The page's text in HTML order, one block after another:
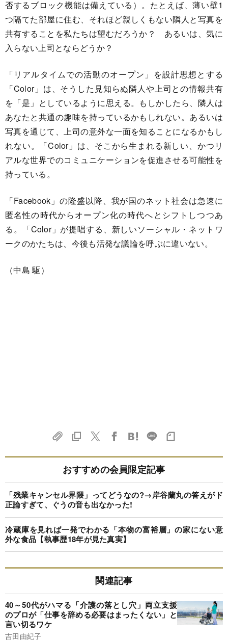
否するブロック機能は備えている）。たとえば、薄い壁1
つ隔てた部屋に住む、それほど親しくもない隣人と写真を
共有することを私たちは望むだろうか？ あるいは、気に
入らない上司とならどうか？
「リアルタイムでの活動のオープン」を設計思想とする
「Color」は、そうした見知らぬ隣人や上司との情報共有
を「是」としているように思える。もしかしたら、隣人は
あなたと共通の趣味を持っているかもしれない。あるいは
写真を通じて、上司の意外な一面を知ることになるかもし
れない。「Color」は、そこから生まれる新しい、かつリ
アルな世界でのコミュニケーションを促進させる可能性を
持っている。
「Facebook」の隆盛以降、我が国のネット社会は急速に
匿名性の時代からオープン化の時代へとシフトしつつあ
る。「Color」が提唱する、新しいソーシャル・ネットワ
ークのかたちは、今後も活発な議論を呼ぶに違いない。
（中島 駆）
おすすめの会員限定記事
「残業キャンセル界隈」ってどうなの?→岸谷蘭丸の答えがド
正論すぎて、ぐうの音も出なかった!
冷蔵庫を見れば一発でわかる「本物の富裕層」の家にない意
外な食品【執事歴18年が見た真実】
関連記事
40～50代がハマる「介護の落とし穴」両立支援
のプロが「仕事を辞める必要はまったくない」と
言い切るワケ
吉田由紀子